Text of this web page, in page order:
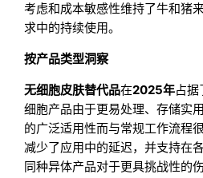
考虑和成本敏感性维持了牛和猪
求中的持续使用。
按产品类型洞察
无细胞皮肤替代品在2025年占据
细胞产品由于更易处理、存储实
的广泛适用性而与常规工作流程
减少了应用中的延迟，并支持在
同种异体产品对于更具挑战性的